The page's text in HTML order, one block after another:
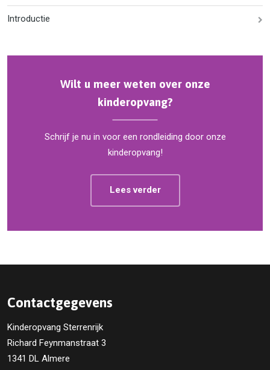
Introductie
Wilt u meer weten over onze
kinderopvang?
Schrijf je nu in voor een rondleiding door onze
kinderopvang!
Lees verder
Contactgegevens
Kinderopvang Sterrenrijk
Richard Feynmanstraat 3
1341 DL Almere